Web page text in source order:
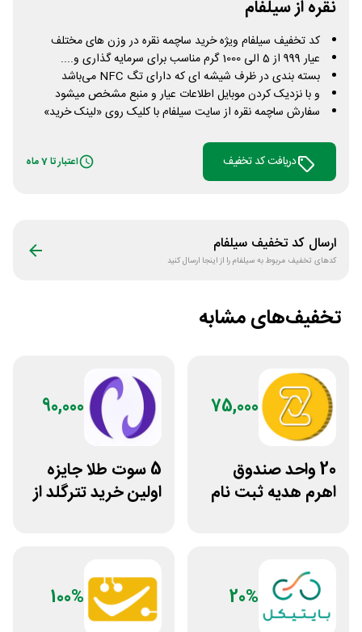
نقره از سیلفام
کد تخفیف سیلفام ویژه خرید ساچمه نقره در وزن های مختلف
عیار 999 از 5 الی 1000 گرم مناسب برای سرمایه گذاری و....
بسته بندی در ظرف شیشه ای که دارای تگ NFC می‌باشد
و با نزدیک کردن موبایل اطلاعات عیار و منبع مشخص میشود
سفارش ساچمه نقره از سایت سیلفام با کلیک روی «لینک خرید»
دریافت کد تخفیف اعتبار تا 7 ماه
ارسال کد تخفیف سیلفام
کدهای تخفیف مربوط بهسیلفامرا از اینجا ارسال کنید
تخفیف‌های مشابه
75,000
20 واحد صندوق
اهرم هدیه ثبت نام
90,000
5 سوت طلا جایزه
اولین خرید تترگلد از
20%
100%